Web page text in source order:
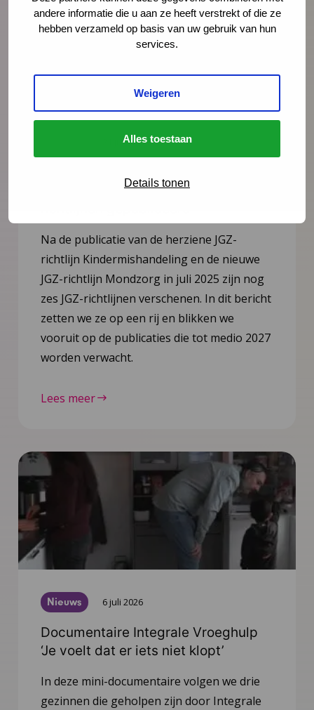
andere informatie die u aan ze heeft verstrekt of die ze
hebben verzameld op basis van uw gebruik van hun
services.
Weigeren
Alles toestaan
Details tonen
21 juli 2026
2026: 8 nieuwe en herziene
Na de publicatie van de herziene JGZ-
richtlijn Kindermishandeling en de nieuwe
JGZ-richtlijn Mondzorg in juli 2025 zijn nog
zes JGZ-richtlijnen verschenen. In dit bericht
zetten we ze op een rij en blikken we
vooruit op de publicaties die tot medio 2027
worden verwacht.
Lees meer
Nieuws 6 juli 2026
Documentaire Integrale Vroeghulp
‘Je voelt dat er iets niet klopt’
In deze mini-documentaire volgen we drie
gezinnen die geholpen zijn door Integrale